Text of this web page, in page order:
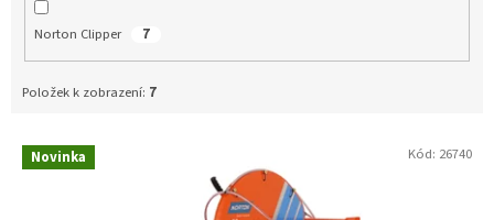
Norton Clipper 7
Položek k zobrazení: 7
Novinka Kód: 26740